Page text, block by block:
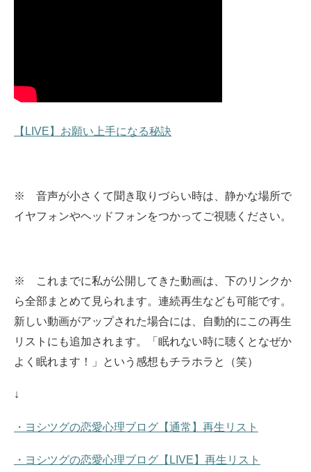
【LIVE】お願い上手になる秘訣
※ 音声が小さくて聞き取りづらい時は、静かな場所で
イヤフォンやヘッドフォンをつかってご視聴ください。
※ これまでに私が公開してきた動画は、下のリンクか
ら全部まとめて見られます。 連続再生なども可能です。
新しい動画がアップされた場合には、自動的にこの再生
リストにも追加されます。
「眠れない時に聴くとなぜか
よく眠れます！」という感想もチラホラと（笑）
↓
・ヨシツグの恋愛心理ブログ【通常】再生リスト
・ヨシツグの恋愛心理ブログ【LIVE】再生リスト